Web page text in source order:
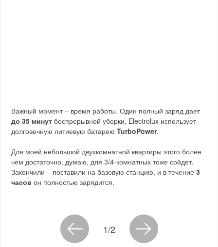
Важный момент – время работы. Один полный заряд дает
до 35 минут беспрерывной уборки, Electrolux использует
долговечную литиевую батареюTurboPower.
Для моей небольшой двухкомнатной квартиры этого более
чем достаточно, думаю, для 3/4-комнатных тоже сойдет.
Закончили – поставили на базовую станцию, и в течение3
часов он полностью зарядится.
1/2